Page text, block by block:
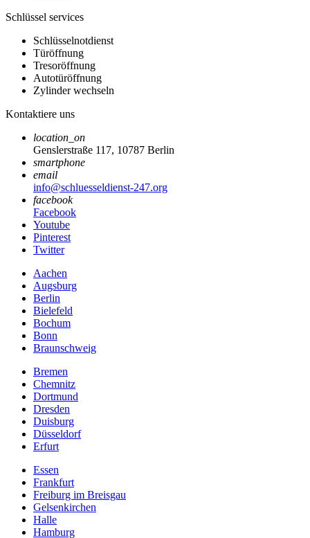
Schlüssel services
Schlüsselnotdienst
Türöffnung
Tresoröffnung
Autotüröffnung
Zylinder wechseln
Kontaktiere uns
location_on
Genslerstraße 117, 10787 Berlin
smartphone
email
info@schluesseldienst-247.org
facebook
Facebook
Youtube
Pinterest
Twitter
Aachen
Augsburg
Berlin
Bielefeld
Bochum
Bonn
Braunschweig
Bremen
Chemnitz
Dortmund
Dresden
Duisburg
Düsseldorf
Erfurt
Essen
Frankfurt
Freiburg im Breisgau
Gelsenkirchen
Halle
Hamburg